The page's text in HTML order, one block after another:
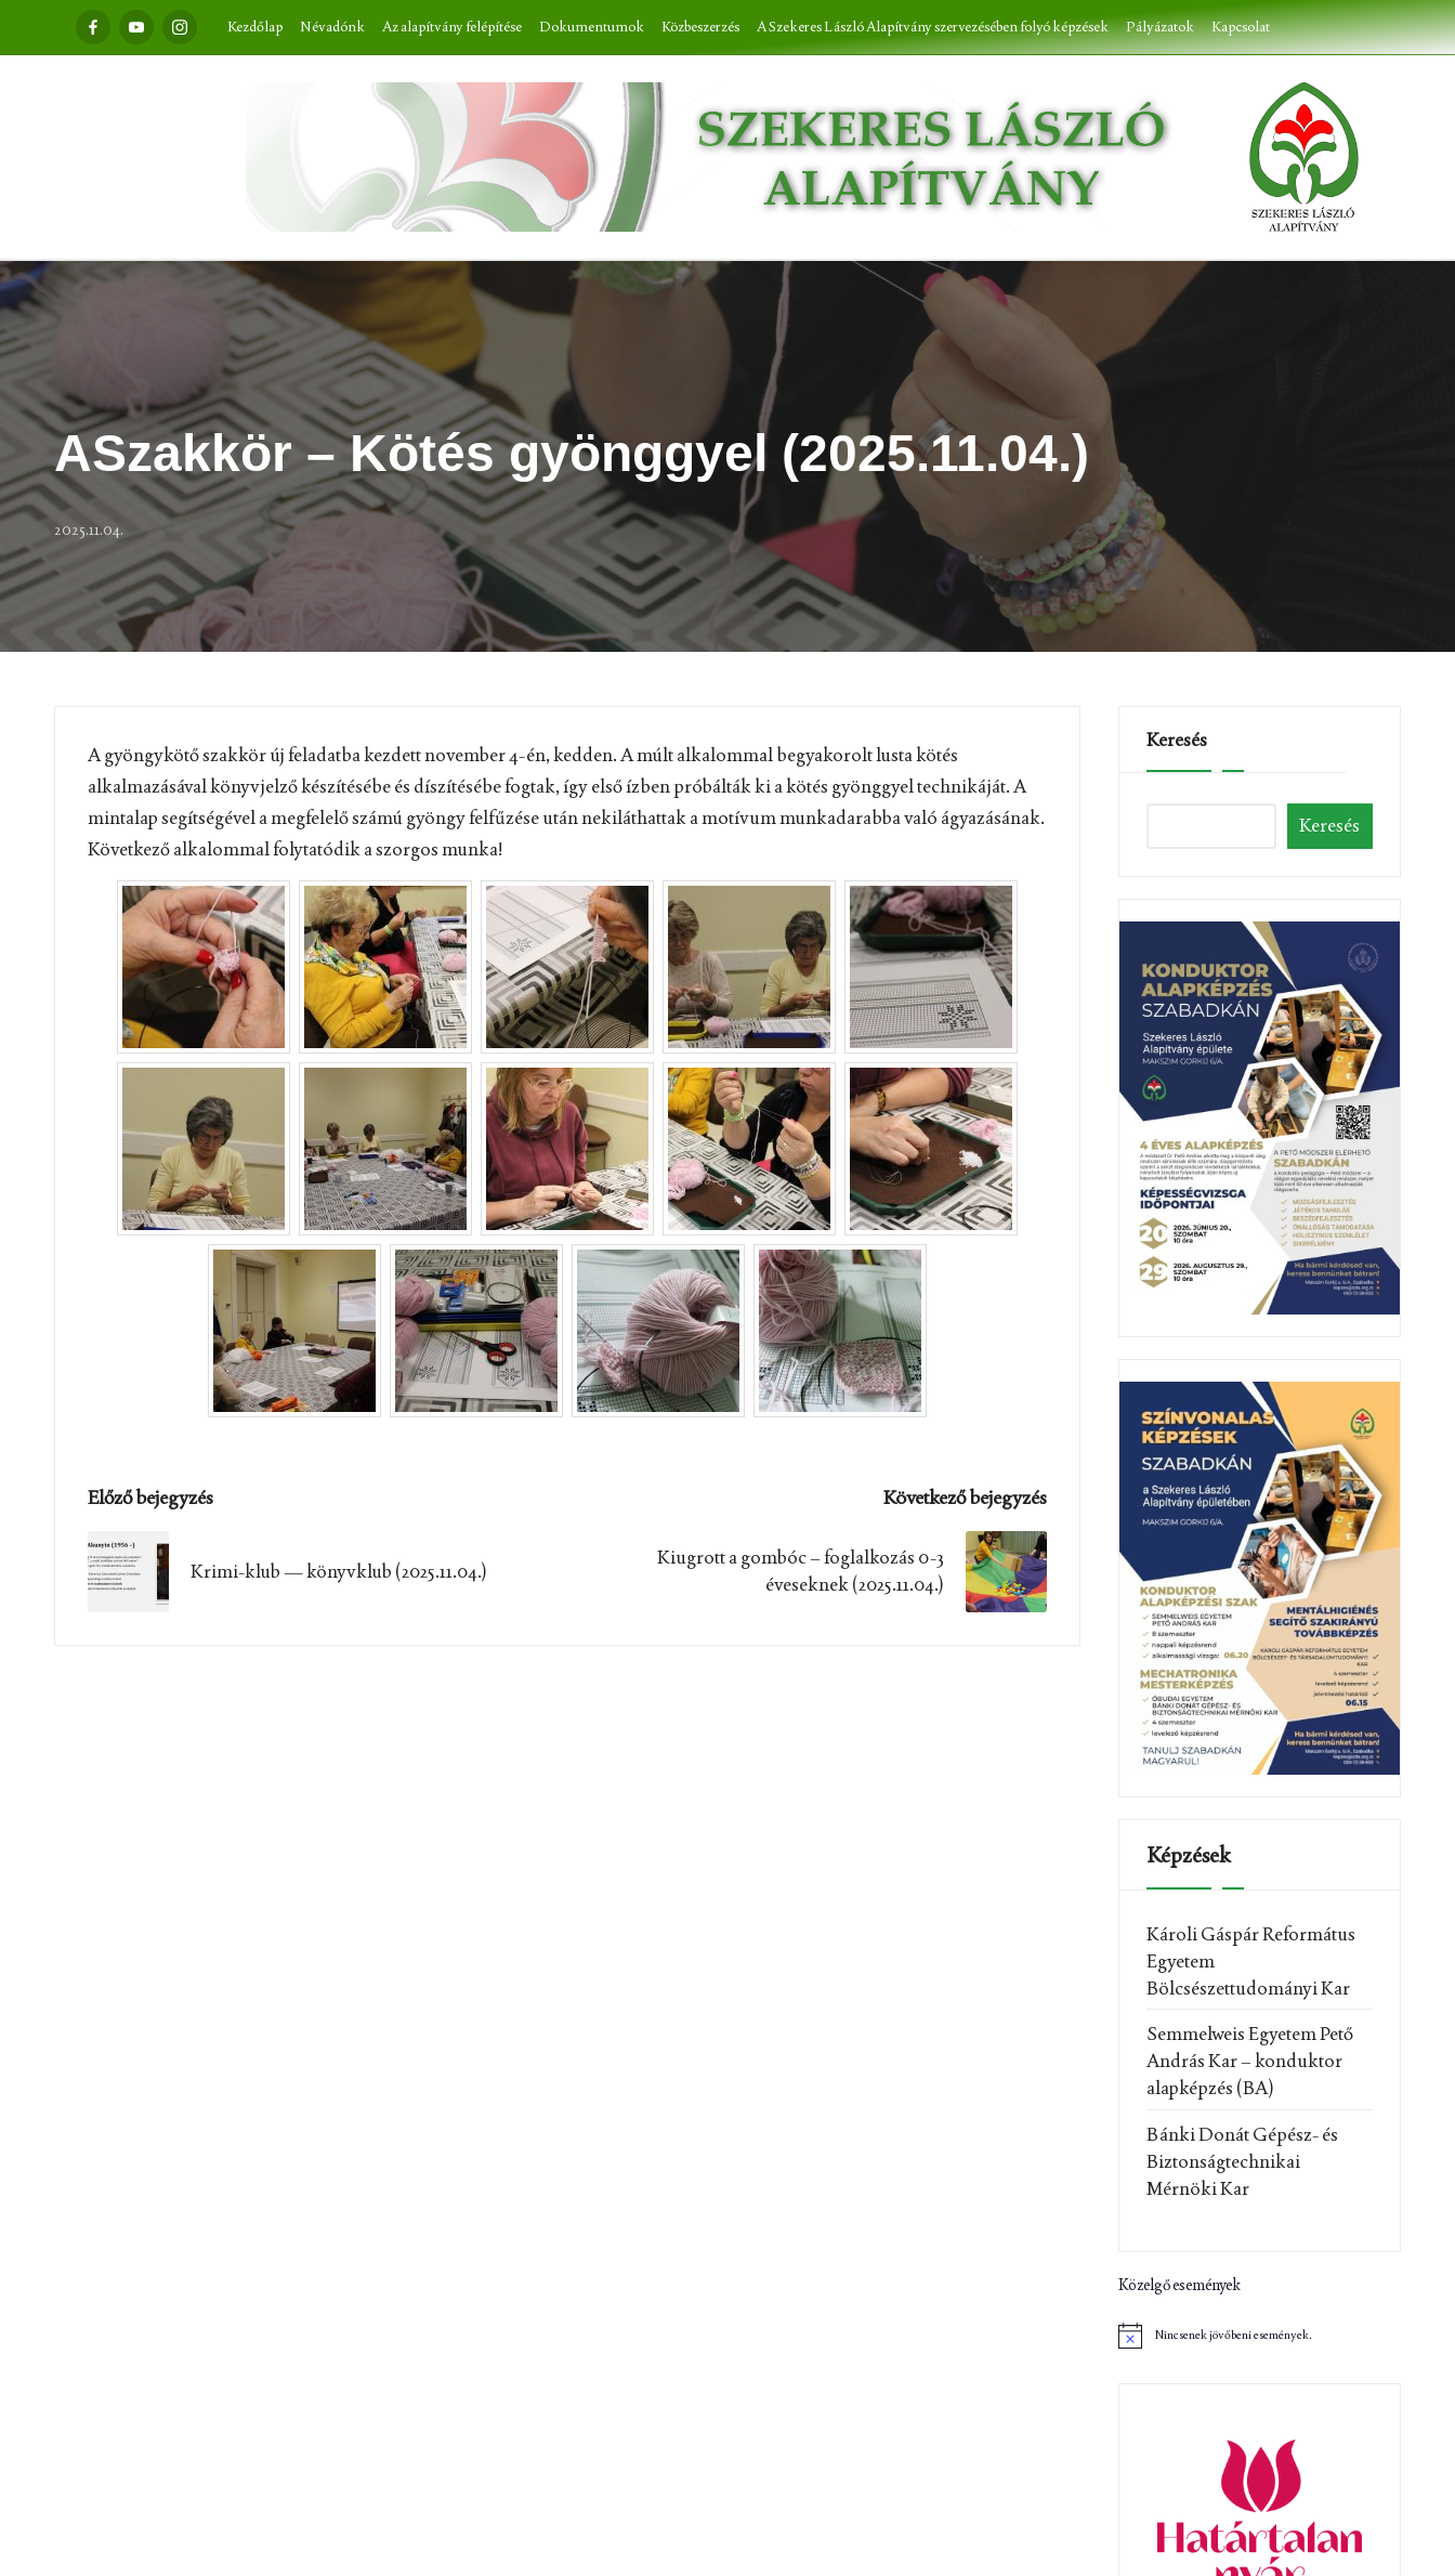
FacebookYoutube Instagram Kezdőlap Névadónk Az alapítvány felépítése Dokumentumok Közbeszerzés A Szekeres László Alapítvány szervezésében folyó képzések Pályázatok Kapcsolat
ASzakkör – Kötés gyönggyel (2025.11.04.)
2025.11.04.
A gyöngykötő szakkör új feladatba kezdett november 4-én, kedden. A múlt alkalommal begyakorolt lusta kötés
alkalmazásával könyvjelző készítésébe és díszítésébe fogtak, így első ízben próbálták ki a kötés gyönggyel technikáját. A
mintalap segítségével a megfelelő számú gyöngy felfűzése után nekiláthattak a motívum munkadarabba való ágyazásának.
Következő alkalommal folytatódik a szorgos munka!
Post
navigation
Előző bejegyzés
Krimi-klub — könyvklub (2025.11.04.)
Következő bejegyzés
Kiugrott a gombóc – foglalkozás 0-3
éveseknek (2025.11.04.)
Keresés
Keresés
Képzések
Károli Gáspár Református
Egyetem
Bölcsészettudományi Kar
Semmelweis Egyetem Pető
András Kar – konduktor
alapképzés (BA)
Bánki Donát Gépész- és
Biztonságtechnikai
Mérnöki Kar
Közelgő események
Nincsenek jövőbeni események.